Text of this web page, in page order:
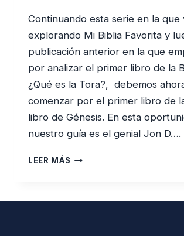
Continuando esta serie en la que
explorando Mi Biblia Favorita y
publicación anterior en la que
por analizar el primer libro de la
¿Qué es la Tora?, debemos
comenzar por el primer libro de
libro de Génesis. En esta
nuestro guía es el genial Jon D….
LEER MÁS TODO